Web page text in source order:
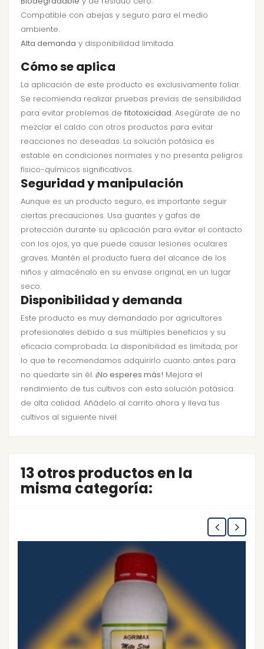
Compatible con abejas y seguro para el medio
ambiente.
Alta demanda y disponibilidad limitada.
Cómo se aplica
La aplicación de este producto es exclusivamente foliar.
Se recomienda realizar pruebas previas de sensibilidad
para evitar problemas de fitotoxicidad. Asegúrate de no
mezclar el caldo con otros productos para evitar
reacciones no deseadas. La solución potásica es
estable en condiciones normales y no presenta peligros
físico-químicos significativos.
Seguridad y manipulación
Aunque es un producto seguro, es importante seguir
ciertas precauciones. Usa guantes y gafas de
protección durante su aplicación para evitar el contacto
con los ojos, ya que puede causar lesiones oculares
graves. Mantén el producto fuera del alcance de los
niños y almacénalo en su envase original, en un lugar
seco.
Disponibilidad y demanda
Este producto es muy demandado por agricultores
profesionales debido a sus múltiples beneficios y su
eficacia comprobada. La disponibilidad es limitada, por
lo que te recomendamos adquirirlo cuanto antes para
no quedarte sin él. ¡No esperes más! Mejora el
rendimiento de tus cultivos con esta solución potásica
de alta calidad. Añádelo al carrito ahora y lleva tus
cultivos al siguiente nivel.
13 otros productos en la
misma categoría: